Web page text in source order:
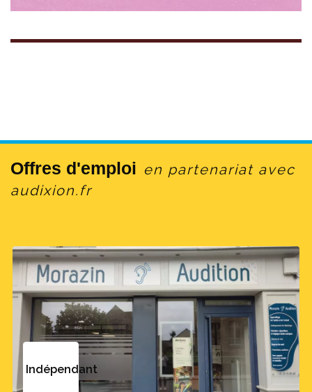
Offres d'emploi en partenariat avec
audixion.fr
Indépendant